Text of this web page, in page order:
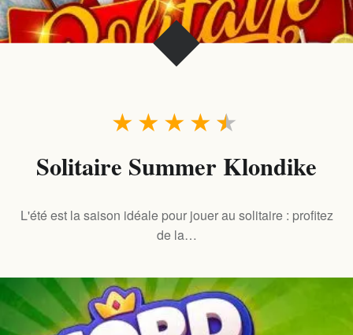
★
★
★
★
★
Solitaire Summer Klondike
L'été est la saison idéale pour jouer au solitaire : profitez
de la…